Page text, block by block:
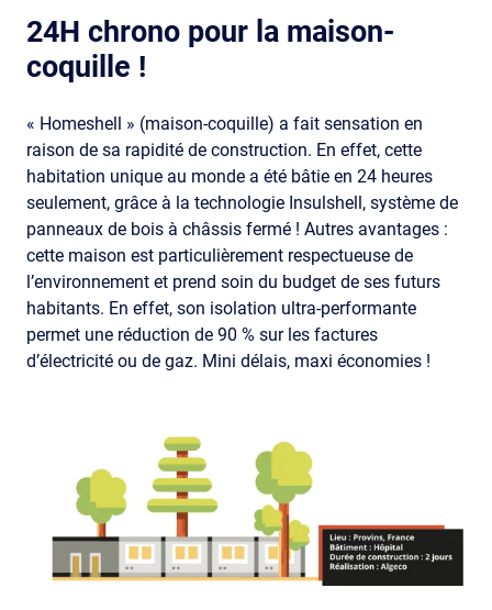
24H chrono pour la maison-
coquille !
« Homeshell » (maison-coquille) a fait sensation en
raison de sa rapidité de construction. En effet, cette
habitation unique au monde a été bâtie en 24 heures
seulement, grâce à la technologie Insulshell, système de
panneaux de bois à châssis fermé ! Autres avantages :
cette maison est particulièrement respectueuse de
l’environnement et prend soin du budget de ses futurs
habitants. En effet, son isolation ultra-performante
permet une réduction de 90 % sur les factures
d’électricité ou de gaz. Mini délais, maxi économies !